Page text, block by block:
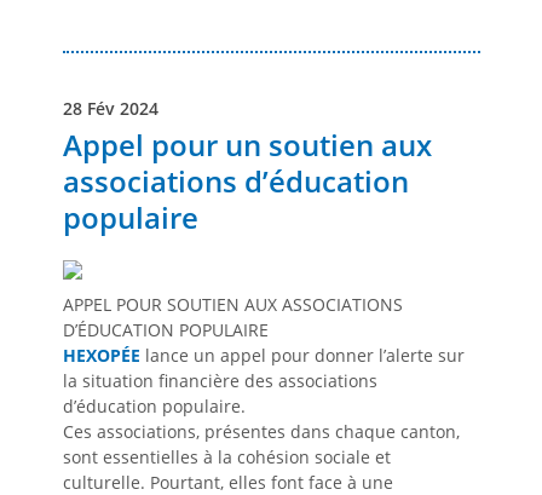
28 Fév 2024
Appel pour un soutien aux
associations d’éducation
populaire
APPEL POUR SOUTIEN AUX ASSOCIATIONS
D’ÉDUCATION POPULAIRE
HEXOPÉE lance un appel pour donner l’alerte sur
la situation financière des associations
d’éducation populaire.
Ces associations, présentes dans chaque canton,
sont essentielles à la cohésion sociale et
culturelle. Pourtant, elles font face à une